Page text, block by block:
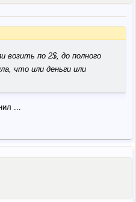
возить по 2$, до полного
что или деньги или
...